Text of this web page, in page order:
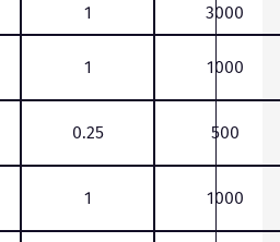
1 3000
1 1000
0.25 500
1 1000